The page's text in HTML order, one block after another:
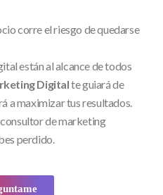
corre el riesgo de quedarse
están al alcance de todos
Digitalte guiará de
a maximizar tus resultados.
consultor de marketing
perdido.